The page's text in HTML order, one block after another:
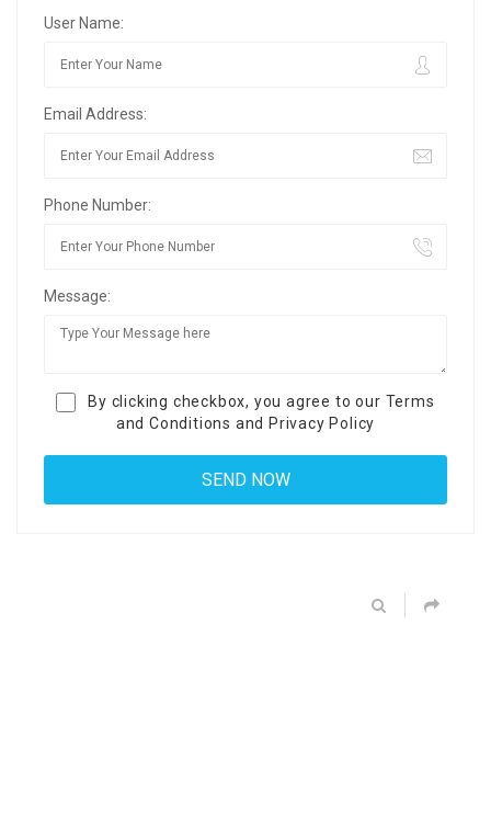
User Name:
Email Address:
Phone Number:
Message:
By clicking checkbox, you agree to our Terms
and Conditions and Privacy Policy